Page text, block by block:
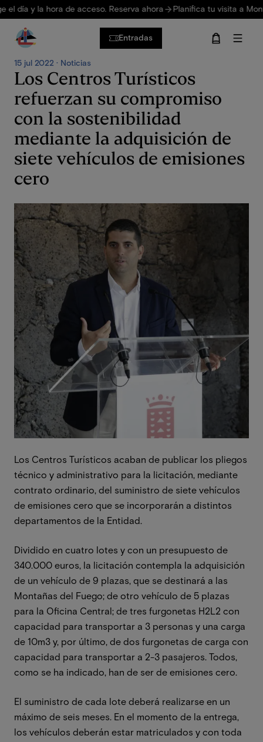
Pasar al contenido principal
y la hora de acceso. Reserva ahora Planifica tu visita a
Entradas
15 jul 2022 · Noticias
Los Centros Turísticos
refuerzan su compromiso
con la sostenibilidad
mediante la adquisición de
siete vehículos de emisiones
cero
Los Centros Turísticos acaban de publicar los pliegos
técnico y administrativo para la licitación, mediante
contrato ordinario, del suministro de siete vehículos
de emisiones cero que se incorporarán a distintos
departamentos de la Entidad.
Dividido en cuatro lotes y con un presupuesto de
340.000 euros, la licitación contempla la adquisición
de un vehículo de 9 plazas, que se destinará a las
Montañas del Fuego; de otro vehículo de 5 plazas
para la Oficina Central; de tres furgonetas H2L2 con
capacidad para transportar a 3 personas y una carga
de 10m3 y, por último, de dos furgonetas de carga con
capacidad para transportar a 2-3 pasajeros. Todos,
como se ha indicado, han de ser de emisiones cero.
El suministro de cada lote deberá realizarse en un
máximo de seis meses. En el momento de la entrega,
los vehículos deberán estar matriculados y con toda